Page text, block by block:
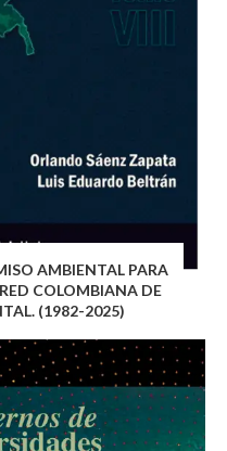
AMBIENTAL PARA
COLOMBIANA DE
(1982-2025)